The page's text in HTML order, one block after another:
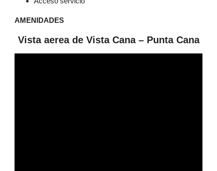
AMENIDADES
Vista aerea de Vista Cana – Punta Cana